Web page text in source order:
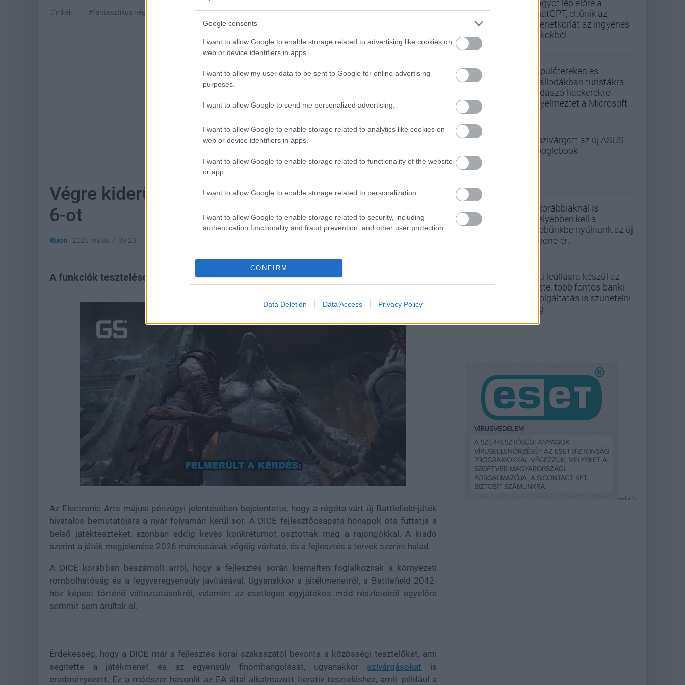
Google consents
I want to allow Google to enable storage related to advertising like cookies on
web or device identifiers in apps.
I want to allow my user data to be sent to Google for online advertising
purposes.
I want to allow Google to send me personalized advertising.
I want to allow Google to enable storage related to analytics like cookies on
web or device identifiers in apps.
I want to allow Google to enable storage related to functionality of the website
or app.
I want to allow Google to enable storage related to personalization.
I want to allow Google to enable storage related to security, including
authentication functionality and fraud prevention, and other user protection.
CONFIRM
Data Deletion Data Access Privacy Policy
Címkék: #fantasztikus négyes #star wars #matthew wood #herbie
Hozzászólások
Végre kiderült, mikor mutatják be a Battlefield
6-ot
Rixon | 2025 május 7. 09:20
A funkciók tesztelése immár hónapok óta zajlik, a közösséget is bevonták.
Unmute
21.86%
Az Electronic Arts májusi pénzügyi jelentésében bejelentette, hogy a régóta várt új Battlefield-játék
hivatalos bemutatójára a nyár folyamán kerül sor. A DICE fejlesztőcsapata hónapok óta futtatja a
belső játékteszteket, azonban eddig kevés konkrétumot osztottak meg a rajongókkal. A kiadó
szerint a játék megjelenése 2026 márciusának végéig várható, és a fejlesztés a tervek szerint halad.
A DICE korábban beszámolt arról, hogy a fejlesztés során kiemelten foglalkoznak a környezeti
rombolhatóság és a fegyveregyensúly javításával. Ugyanakkor a játékmenetről, a Battlefield 2042-
höz képest történő változtatásokról, valamint az esetleges egyjátékos mód részleteiről egyelőre
semmit sem árultak el.
Érdekesség, hogy a DICE már a fejlesztés korai szakaszától bevonta a közösségi tesztelőket, ami
segítette a játékmenet és az egyensúly finomhangolását, ugyanakkor szivárgásokat is
eredményezett. Ez a módszer hasonlít az EA által alkalmazott iteratív teszteléshez, amit például a
Nagyot lép előre a
ChatGPT, eltűnik az
üzenetkorlát az ingyenes
fiókokból
Repülőtereken és
szállodákban turistákra
vadászó hackerekre
figyelmeztet a Microsoft
Kiszivárgott az új ASUS
Googlebook
A korábbiaknál is
mélyebben kell a
zsebünkbe nyúlnunk az új
iPhone-ért
Esti leállásra készül az
Erste, több fontos banki
szolgáltatás is szünetelni
fog
Hirdetés